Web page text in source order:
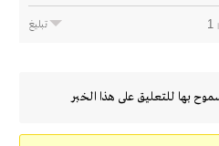
1 تبليغ
بها للتعليق على هذا الخبر